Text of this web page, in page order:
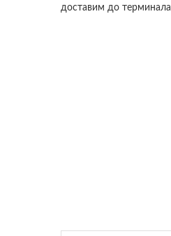
доставим до терминала